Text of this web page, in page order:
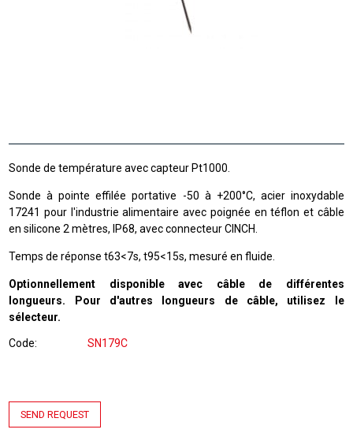
Sonde de température avec capteur Pt1000.
Sonde à pointe effilée portative -50 à +200°C, acier inoxydable
17241 pour l'industrie alimentaire avec poignée en téflon et câble
en silicone 2 mètres, IP68, avec connecteur CINCH.
Temps de réponse t63<7s, t95<15s, mesuré en fluide.
Optionnellement disponible avec câble de différentes
longueurs. Pour d'autres longueurs de câble, utilisez le
sélecteur.
Code SN179C
SEND REQUEST